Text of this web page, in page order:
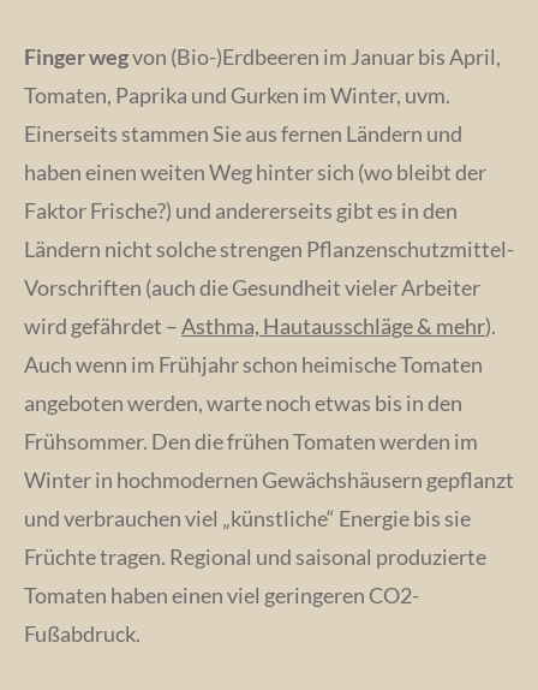
Finger wegvon (Bio-)Erdbeeren im Januar bis April,
Tomaten, Paprika und Gurken im Winter, uvm.
Einerseits stammen Sie aus fernen Ländern und
haben einen weiten Weg hinter sich (wo bleibt der
Faktor Frische?) und andererseits gibt es in den
Ländern nicht solche strengen Pflanzenschutzmittel-
Vorschriften (auch die Gesundheit vieler Arbeiter
wird gefährdet –Asthma, Hautausschläge & mehr).
Auch wenn im Frühjahr schon heimische Tomaten
angeboten werden, warte noch etwas bis in den
Frühsommer. Den die frühen Tomaten werden im
Winter in hochmodernen Gewächshäusern gepflanzt
und verbrauchen viel „künstliche“ Energie bis sie
Früchte tragen. Regional und saisonal produzierte
Tomaten haben einen viel geringeren CO2-
Fußabdruck.